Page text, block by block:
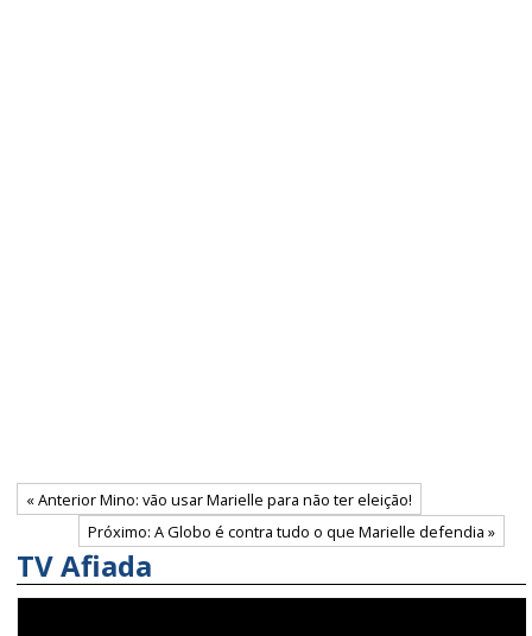
« Anterior Mino: vão usar Marielle para não ter eleição!
Próximo: A Globo é contra tudo o que Marielle defendia »
TV Afiada